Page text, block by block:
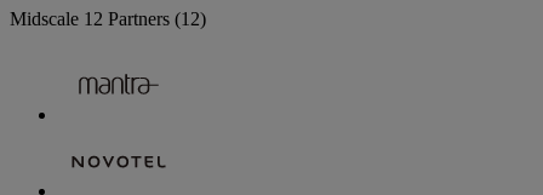
Midscale 12 Partners (12)